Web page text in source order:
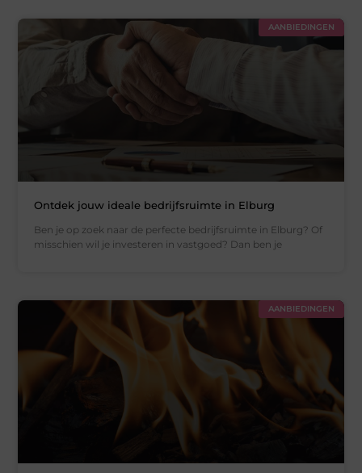
AANBIEDINGEN
Ontdek jouw ideale bedrijfsruimte in Elburg
Ben je op zoek naar de perfecte bedrijfsruimte in Elburg? Of
misschien wil je investeren in vastgoed? Dan ben je
AANBIEDINGEN